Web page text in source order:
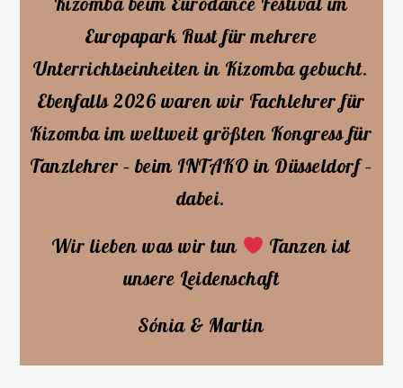
Europapark Rust für mehrere
Unterrichtseinheiten in Kizomba gebucht.
Ebenfalls 2026 waren wir Fachlehrer für
Kizomba im weltweit größten Kongress für
Tanzlehrer – beim INTAKO in Düsseldorf –
dabei.
Wir lieben was wir tun
Tanzen ist
unsere Leidenschaft
Sónia & Martin